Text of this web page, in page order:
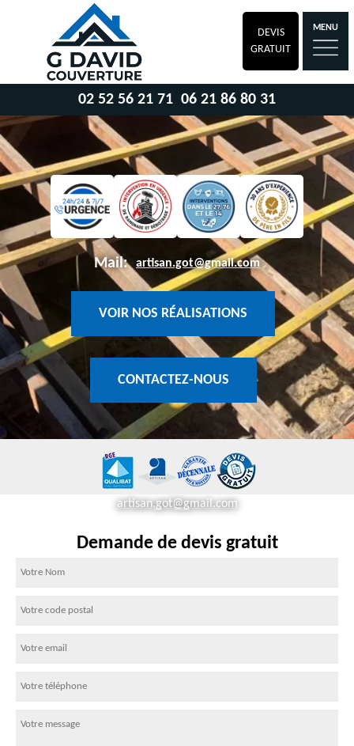
DEVIS
GRATUIT
MENU
02 52 56 21 71 06 21 86 80 31
Mail: artisan.got@gmail.com
VOIR NOS RÉALISATIONS
CONTACTEZ-NOUS
artisan.got@gmail.com
Demande de devis gratuit